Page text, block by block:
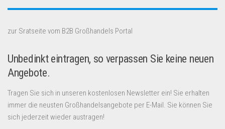
zur Sratseite vom B2B Großhandels Portal
Unbedinkt eintragen, so verpassen Sie keine neuen
Angebote.
Tragen Sie sich in unseren kostenlosen Newsletter ein! Sie erhalten
immer die neusten Großhandelsangebote per E-Mail. Sie können Sie
sich jederzeit wieder austragen!